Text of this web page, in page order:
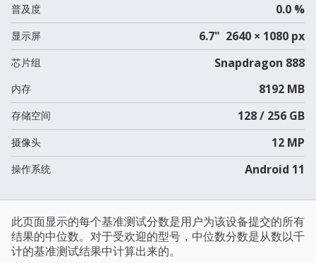
普及度 0.0 %
显示屏 6.7" 2640 × 1080 px
芯片组 Snapdragon 888
内存 8192 MB
存储空间 128 / 256 GB
摄像头 12 MP
操作系统 Android 11
此页面显示的每个基准测试分数是用户为该设备提交的所有
结果的中位数。对于受欢迎的型号，中位数分数是从数以千
计的基准测试结果中计算出来的。